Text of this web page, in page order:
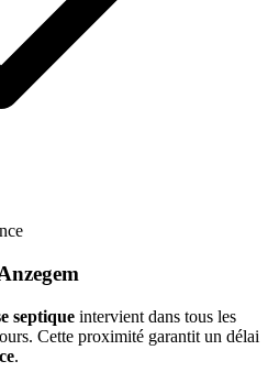
septique intervient dans tous les
Cette proximité garantit un délai
.